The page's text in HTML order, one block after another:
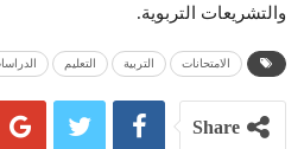
والتشريعات التربوية.
الامتحانات التربية التعليم
Share